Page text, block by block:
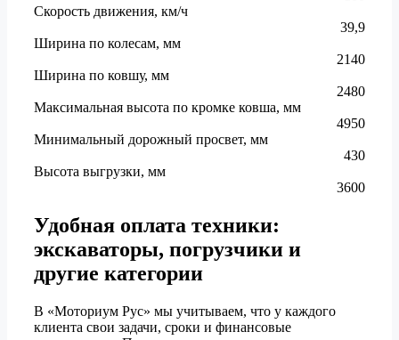
Скорость движения, км/ч
39,9
Ширина по колесам, мм
2140
Ширина по ковшу, мм
2480
Максимальная высота по кромке ковша, мм
4950
Минимальный дорожный просвет, мм
430
Высота выгрузки, мм
3600
Удобная оплата техники:
экскаваторы, погрузчики и
другие категории
В «Моториум Рус» мы учитываем, что у каждого
клиента свои задачи, сроки и финансовые